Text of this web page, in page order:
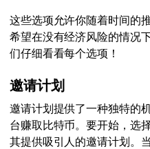
这些选项允许你随着时间的
希望在没有经济风险的情况
们仔细看看每个选项！
邀请计划
邀请计划提供了一种独特的
台赚取比特币。要开始，选
其提供吸引人的邀请计划。